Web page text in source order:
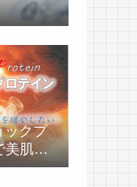
ックプ
美肌づ